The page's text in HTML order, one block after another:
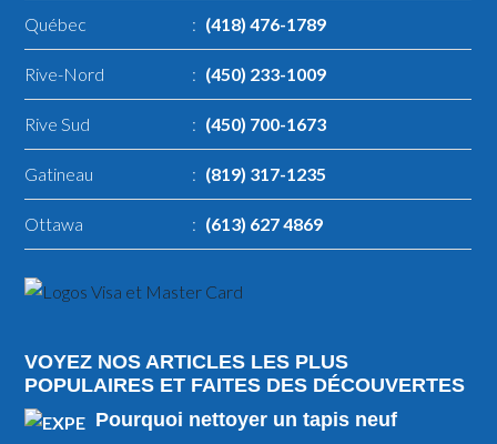
Québec : (418) 476-1789
Rive-Nord : (450) 233-1009
Rive Sud : (450) 700-1673
Gatineau : (819) 317-1235
Ottawa : (613) 627 4869
VOYEZ NOS ARTICLES LES PLUS
POPULAIRES ET FAITES DES DÉCOUVERTES
Pourquoi nettoyer un tapis neuf